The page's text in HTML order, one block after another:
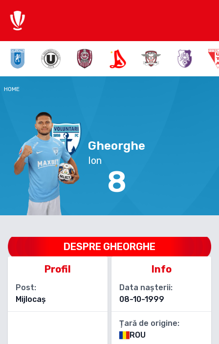
HOME
8
Gheorghe
Ion
DESPRE GHEORGHE
Profil
Post:
Mijlocaș
Info
Data nașterii:
08-10-1999
Țară de origine:
ROU